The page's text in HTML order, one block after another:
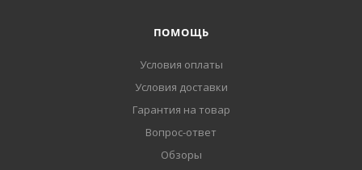
ПОМОЩЬ
Условия оплаты
Условия доставки
Гарантия на товар
Вопрос-ответ
Обзоры